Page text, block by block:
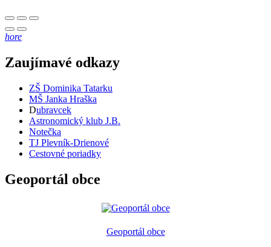
hore
Zaujímavé odkazy
ZŠ Dominika Tatarku
MŠ Janka Hraška
Dubravcek
Astronomický klub J.B.
Notečka
TJ Plevník-Drienové
Cestovné poriadky
Geoportál obce
Geoportál obce